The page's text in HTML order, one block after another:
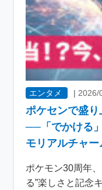
エンタメ | 2026/
ポケセンで盛
──「でかける
モリアルチャ
ポケモン30周年
る”楽しさと記念